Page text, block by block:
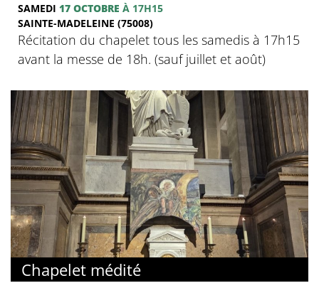
SAMEDI 17 OCTOBRE À 17H15
SAINTE-MADELEINE (75008)
Récitation du chapelet tous les samedis à 17h15
avant la messe de 18h. (sauf juillet et août)
Chapelet médité